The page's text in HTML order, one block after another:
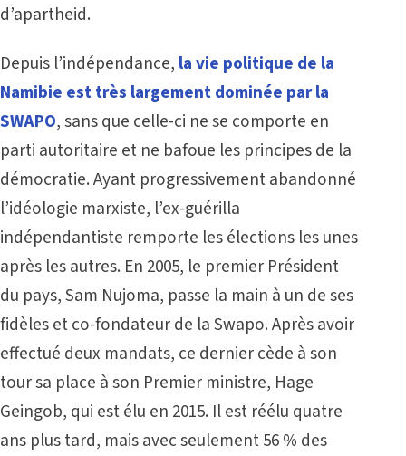
d’apartheid.
Depuis l’indépendance, la vie politique de la
Namibie est très largement dominée par la
SWAPO, sans que celle-ci ne se comporte en
parti autoritaire et ne bafoue les principes de la
démocratie. Ayant progressivement abandonné
l’idéologie marxiste, l’ex-guérilla
indépendantiste remporte les élections les unes
après les autres. En 2005, le premier Président
du pays, Sam Nujoma, passe la main à un de ses
fidèles et co-fondateur de la Swapo. Après avoir
effectué deux mandats, ce dernier cède à son
tour sa place à son Premier ministre, Hage
Geingob, qui est élu en 2015. Il est réélu quatre
ans plus tard, mais avec seulement 56 % des